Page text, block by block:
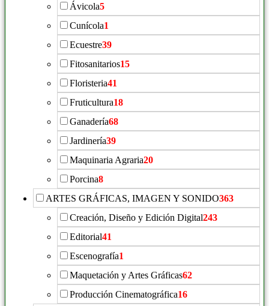
Ávicola5
Cunícola1
Ecuestre39
Fitosanitarios15
Floristeria41
Fruticultura18
Ganadería68
Jardinería39
Maquinaria Agraria20
Porcina8
ARTES GRÁFICAS, IMAGEN Y SONIDO363
Creación, Diseño y Edición Digital243
Editorial41
Escenografía1
Maquetación y Artes Gráficas62
Producción Cinematográfica16